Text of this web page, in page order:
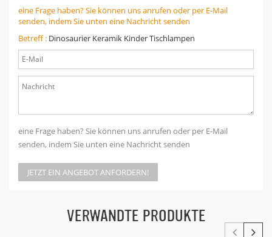
eine Frage haben? Sie können uns anrufen oder per E-Mail
senden, indem Sie unten eine Nachricht senden
Betreff : Dinosaurier Keramik Kinder Tischlampen
eine Frage haben? Sie können uns anrufen oder per E-Mail
senden, indem Sie unten eine Nachricht senden
JETZT EIN ANGEBOT ANFORDERN!
VERWANDTE PRODUKTE